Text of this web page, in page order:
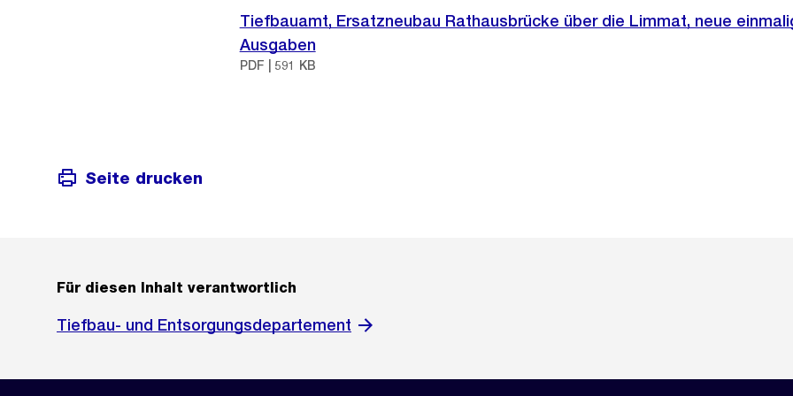
Tiefbauamt, Ersatzneubau Rathausbrücke über die Limmat, neue
Ausgaben
PDF | 591 KB
Seite drucken
Für diesen Inhalt verantwortlich
Tiefbau- und Entsorgungsdepartement